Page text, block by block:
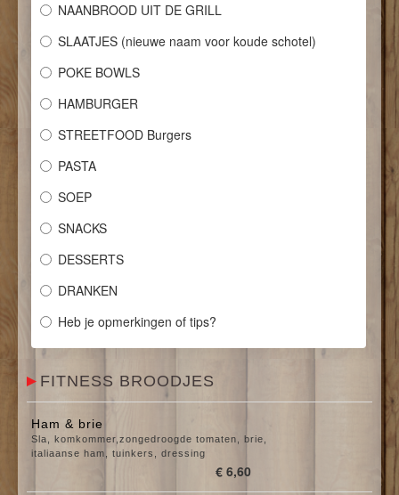
NAANBROOD UIT DE GRILL
SLAATJES (nieuwe naam voor koude schotel)
POKE BOWLS
HAMBURGER
STREETFOOD Burgers
PASTA
SOEP
SNACKS
DESSERTS
DRANKEN
Heb je opmerkingen of tips?
FITNESS BROODJES
Ham & brie
Sla, komkommer,zongedroogde tomaten, brie,
italiaanse ham, tuinkers, dressing
€ 6,60